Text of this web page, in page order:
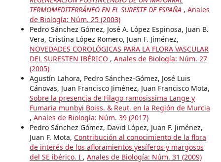
TERMOMEDITERRÁNEO EN EL SURESTE DE ESPAÑA , Anales
de Biología: Núm. 25 (2003)
Pedro Sánchez Gómez, José A. López Espinosa, Juan B.
Vera, Cristina López Romero, Juan F. Jiménez,
NOVEDADES COROLÓGICAS PARA LA FLORA VASCULAR
DEL SURESTEN IBÉRICO , Anales de Biología: Núm. 27
(2005)
Agustín Lahora, Pedro Sánchez-Gómez, José Luis
Cánovas, Juan Francisco Jiménez, Juan Francisco Mota,
Sobre la presencia de Filago ramosissima Lange y
Fumaria munbyi Boiss. & Reut. en la Región de Murcia
, Anales de Biología: Núm. 39 (2017)
Pedro Sánchez Gómez, David López, Juan F. Jiménez,
Juan F. Mota, Contribución al conocimiento de la flora
de interés de los afloramientos yesíferos y margosos
del SE ibérico. I , Anales de Biología: Núm. 31 (2009)